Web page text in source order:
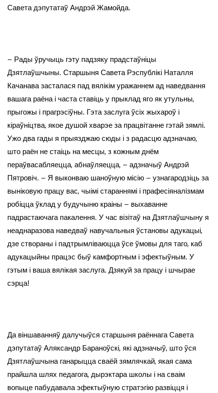
Савета дэпутатаў Андрэй Жамойда.
– Рады ўручыць гэту падзяку прадстаўніцы
Дзятлаўшчыны. Старшыня Савета Рэспублікі Наталля
Качанава засталася пад вялікім уражаннем ад наведвання
вашага раёна і часта ставіць у прыклад яго як утульны,
прыгожы і прагрэсіўны. Гэта заслуга ўсіх жыхароў і
кіраўніцтва, якое душой хварэе за працвітанне гэтай зямлі.
Ужо два гады я прыязджаю сюды і з радасцю адзначаю,
што раён не стаіць на месцы, з кожным днём
пераўвасабляецца, абнаўляецца, – адзначыў Андрэй
Пятровіч. – Я выконваю шаноўную місію – узнагародзіць за
выніковую працу вас, чыімі стараннямі і прафесіяналізмам
робіцца ўклад у будучыню краіны – выхаванне
падрастаючага пакалення. У час візітаў на Дзятлаўшчыну я
неаднаразова наведваў навучальныя ўстановы адукацыі,
дзе створаны і падтрымліваюцца ўсе ўмовы для таго, каб
адукацыйны працэс быў камфортным і эфектыўным. У
гэтым і ваша вялікая заслуга. Дзякуй за працу і шчырае
сэрца!
Да віншаванняў далучыўся старшыня раённага Савета
дэпутатаў Аляксандр Бараноўскі, які адзначыў, што ўся
Дзятлаўшчына ганарыцца сваёй зямлячкай, якая сама
прайшла шлях педагога, дырэктара школы і на сваім
вопыце пабудавала эфектыўную стратэгію развіцця і